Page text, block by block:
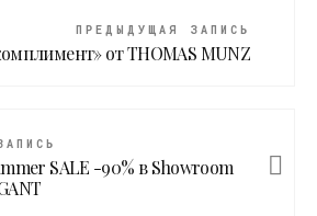
ПРЕДЫДУЩАЯ ЗАПИСЬ
от THOMAS MUNZ
SALE -90% в Showroom